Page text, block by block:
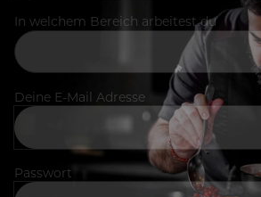
In welchem Bereich arbeitest du
Deine E-Mail Adresse
Passwort